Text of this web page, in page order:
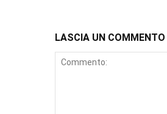
LASCIA UN COMMENTO